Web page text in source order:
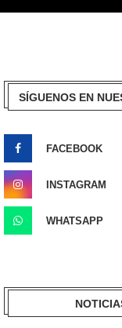
SÍGUENOS EN
FACEBOOK
INSTAGRAM
WHATSAPP